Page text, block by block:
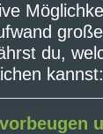
du,
kannst: